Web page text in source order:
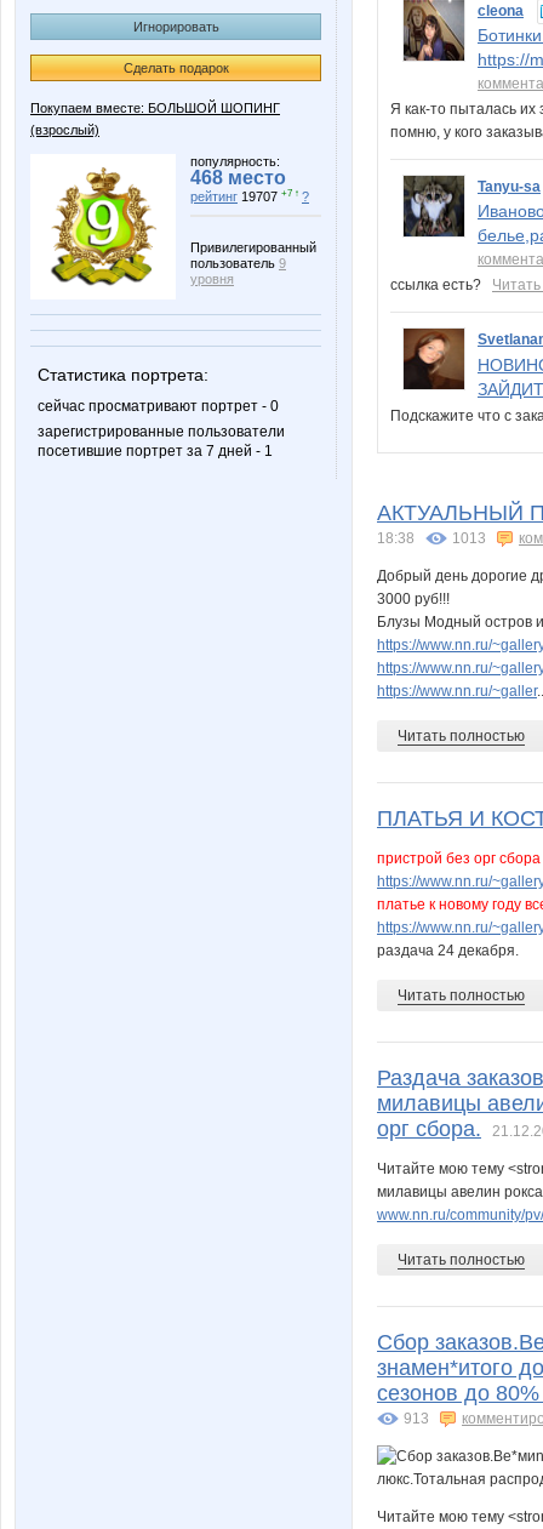
Игнорировать
Сделать подарок
Покупаем вместе: БОЛЬШОЙ ШОПИНГ
(взрослый)
популярность:
468 место
рейтинг 19707 +7 ↑ ?
Привилегированный
пользователь 9
уровня
Статистика портрета:
сейчас просматривают портрет - 0
зарегистрированные пользователи
посетившие портрет за 7 дней - 1
cleona
https://
Я как-то пыталась их
помню, у кого
Tanyu-sa
ссылка есть?
Подскажите что с
АКТУАЛЬНЫЙ
18:38 1013
Добрый день дорогие
3000 руб!!!
Блузы Модный остров
https://www.nn.ru/
https://www.nn.ru/
https://www.nn.ru/~galler
Читать полностью
ПЛАТЬЯ И
пристрой без орг сбора
https://www.nn.ru/
платье к новому году
https://www.nn.ru/
раздача 24 декабря.
Читать полностью
Раздача
милавицы
орг сбора.
Читайте мою тему
милавицы авелин
www.nn.ru/community/
Читать полностью
Сбор
знамен*итого
сезонов до
913
Читайте мою тему